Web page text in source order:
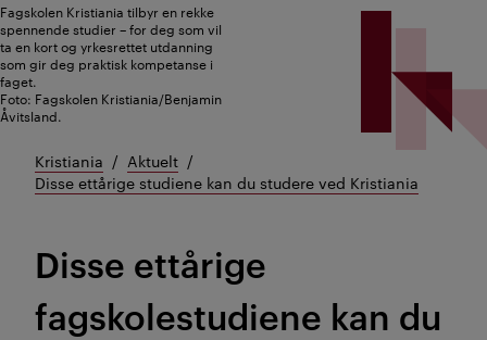
Fagskolen Kristiania tilbyr en rekke
spennende studier – for deg som vil
ta en kort og yrkesrettet utdanning
som gir deg praktisk kompetanse i
faget.
Foto: Fagskolen Kristiania/Benjamin
Åvitsland.
Kristiania
Aktuelt
Disse ettårige studiene kan du studere ved Kristiania
Disse ettårige
fagskolestudiene kan du